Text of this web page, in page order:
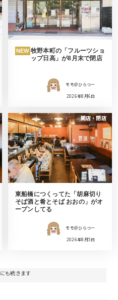
NEW 牧野本町の「フルーツショ
ップ日高」が8月末で閉店
モモ＠ひらつー
2026年8月6日
開店・閉店
東船橋につくってた「胡麻切り
そば酒と肴とそば おおの」がオ
ープンしてる
モモ＠ひらつー
2026年8月5日
も続きます